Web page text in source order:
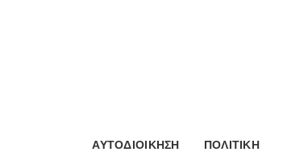
ΑΥΤΟΔΙΟΙΚΗΣΗ ΠΟΛΙΤΙΚΗ